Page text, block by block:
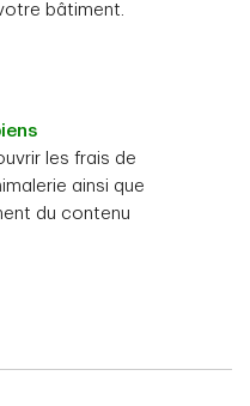
bâtiment.
les frais de
ainsi que
du contenu